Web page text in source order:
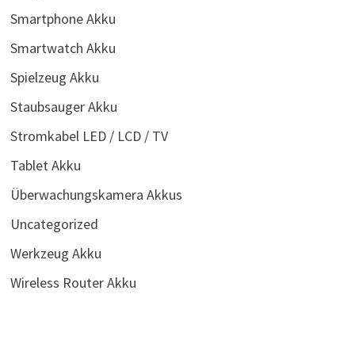
Smartphone Akku
Smartwatch Akku
Spielzeug Akku
Staubsauger Akku
Stromkabel LED / LCD / TV
Tablet Akku
Überwachungskamera Akkus
Uncategorized
Werkzeug Akku
Wireless Router Akku